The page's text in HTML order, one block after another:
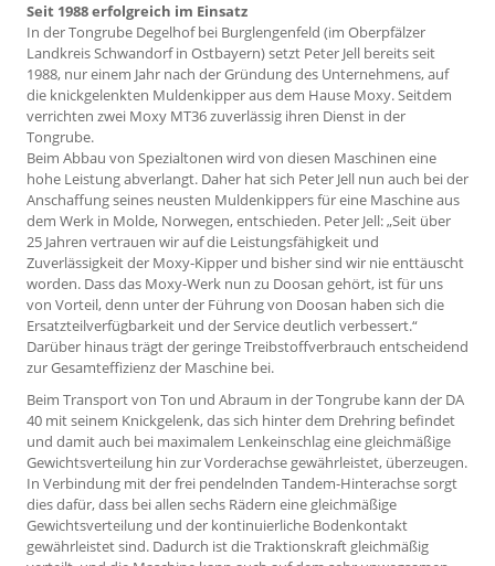
Seit 1988 erfolgreich im Einsatz
In der Tongrube Degelhof bei Burglengenfeld (im Oberpfälzer
Landkreis Schwandorf in Ostbayern) setzt Peter Jell bereits seit
1988, nur einem Jahr nach der Gründung des Unternehmens, auf
die knickgelenkten Muldenkipper aus dem Hause Moxy. Seitdem
verrichten zwei Moxy MT36 zuverlässig ihren Dienst in der
Tongrube.
Beim Abbau von Spezialtonen wird von diesen Maschinen eine
hohe Leistung abverlangt. Daher hat sich Peter Jell nun auch bei der
Anschaffung seines neusten Muldenkippers für eine Maschine aus
dem Werk in Molde, Norwegen, entschieden. Peter Jell: „Seit über
25 Jahren vertrauen wir auf die Leistungsfähigkeit und
Zuverlässigkeit der Moxy-Kipper und bisher sind wir nie enttäuscht
worden. Dass das Moxy-Werk nun zu Doosan gehört, ist für uns
von Vorteil, denn unter der Führung von Doosan haben sich die
Ersatzteilverfügbarkeit und der Service deutlich verbessert.“
Darüber hinaus trägt der geringe Treibstoffverbrauch entscheidend
zur Gesamteffizienz der Maschine bei.
Beim Transport von Ton und Abraum in der Tongrube kann der DA
40 mit seinem Knickgelenk, das sich hinter dem Drehring befindet
und damit auch bei maximalem Lenkeinschlag eine gleichmäßige
Gewichtsverteilung hin zur Vorderachse gewährleistet, überzeugen.
In Verbindung mit der frei pendelnden Tandem-Hinterachse sorgt
dies dafür, dass bei allen sechs Rädern eine gleichmäßige
Gewichtsverteilung und der kontinuierliche Bodenkontakt
gewährleistet sind. Dadurch ist die Traktionskraft gleichmäßig